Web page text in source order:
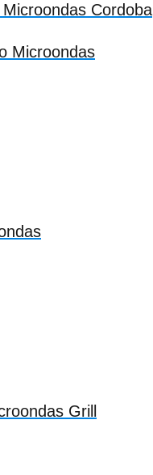
Cordoba
Microondas
Grill